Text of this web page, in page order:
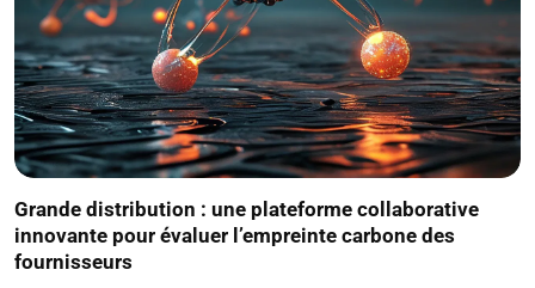
Grande distribution : une plateforme collaborative
innovante pour évaluer l’empreinte carbone des
fournisseurs